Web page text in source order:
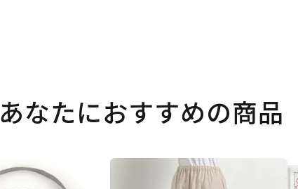
あなたにおすすめの商品